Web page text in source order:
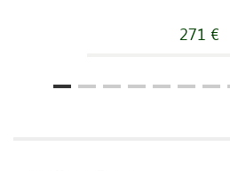
271 €